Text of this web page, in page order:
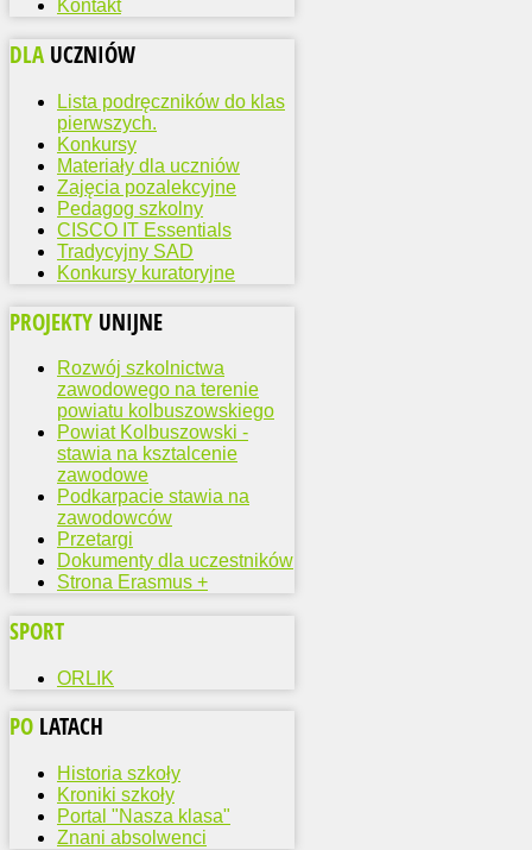
Kontakt
DLA UCZNIÓW
Lista podręczników do klas
pierwszych.
Konkursy
Materiały dla uczniów
Zajęcia pozalekcyjne
Pedagog szkolny
CISCO IT Essentials
Tradycyjny SAD
Konkursy kuratoryjne
PROJEKTY UNIJNE
Rozwój szkolnictwa
zawodowego na terenie
powiatu kolbuszowskiego
Powiat Kolbuszowski -
stawia na ksztalcenie
zawodowe
Podkarpacie stawia na
zawodowców
Przetargi
Dokumenty dla uczestników
Strona Erasmus +
SPORT
ORLIK
PO LATACH
Historia szkoły
Kroniki szkoły
Portal "Nasza klasa"
Znani absolwenci